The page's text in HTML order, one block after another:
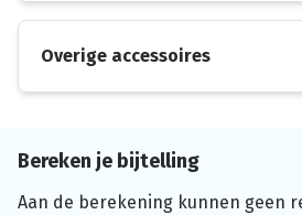
Overige accessoires
Bereken je bijtelling
Aan de berekening kunnen geen